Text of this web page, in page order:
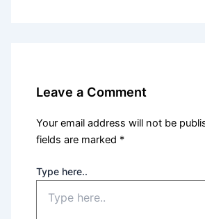
Leave a Comment
Your email address will not be
fields are marked *
Type here..